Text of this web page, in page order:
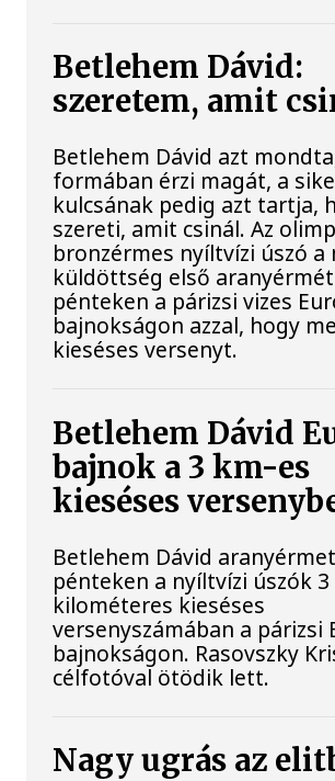
Betlehem Dávid:
szeretem, amit
Betlehem Dávid azt
formában érzi magát, a
kulcsának pedig azt tartja,
szereti, amit csinál. Az
bronzérmes nyíltvízi úszó a
küldöttség első
pénteken a párizsi vizes
bajnokságon azzal, hogy
kieséses versenyt.
Betlehem Dávid
bajnok a 3 km-es
kieséses
Betlehem Dávid
pénteken a nyíltvízi úszók 3
kilométeres kieséses
versenyszámában a párizsi
bajnokságon. Rasovszky
célfotóval ötödik lett.
Nagy ugrás az